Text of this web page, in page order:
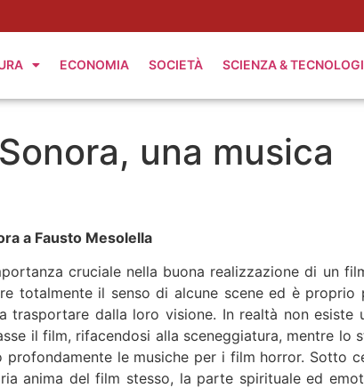
ECONOMIA SOCIETÀ SCIENZA &
una musica
a Fausto Mesolella
cruciale nella buona realizzazione di un
totalmente il senso di alcune scene ed è proprio
dalla loro visione. In realtà non esiste
il film, rifacendosi alla sceneggiatura, mentre lo
le musiche per i film horror. Sotto
anima del film stesso, la parte spirituale ed